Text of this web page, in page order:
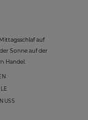
auf
Sonne auf der
Handel.